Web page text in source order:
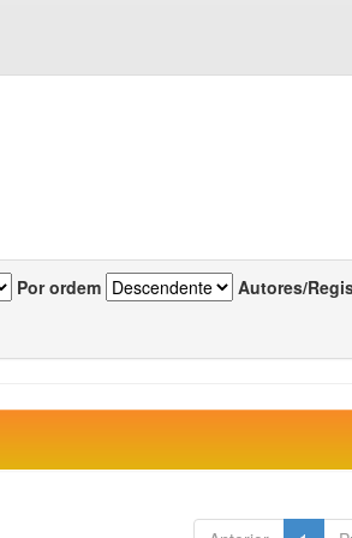
Por ordem Autores/